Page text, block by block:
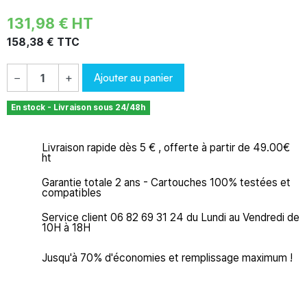
131,98 € HT
158,38 € TTC
− + Ajouter au panier
En stock - Livraison sous 24/48h
Livraison rapide dès 5 € , offerte à partir de 49.00€
ht
Garantie totale 2 ans - Cartouches 100% testées et
compatibles
Service client 06 82 69 31 24 du Lundi au Vendredi de
10H à 18H
Jusqu'à 70% d'économies et remplissage maximum !